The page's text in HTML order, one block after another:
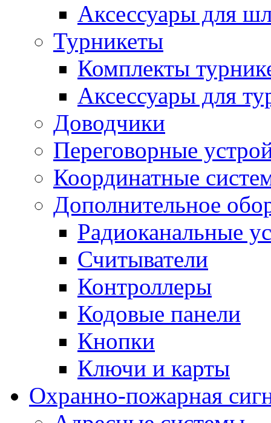
Аксессуары для
Турникеты
Комплекты
Аксессуары для
Доводчики
Переговорные
Координатные
Дополнительное
Радиоканальные
Считыватели
Контроллеры
Кодовые панели
Кнопки
Ключи и карты
Охранно-пожарная